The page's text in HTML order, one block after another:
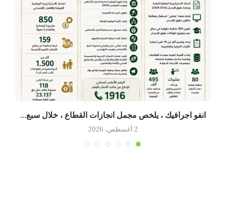
انفو اجرافيك ، يلخص مجمل انجازات القطاع ، خلال سبع...
2 أغسطس، 2026